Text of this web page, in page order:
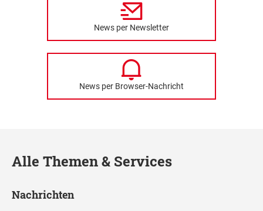
News per Newsletter
News per Browser-Nachricht
Alle Themen & Services
Nachrichten